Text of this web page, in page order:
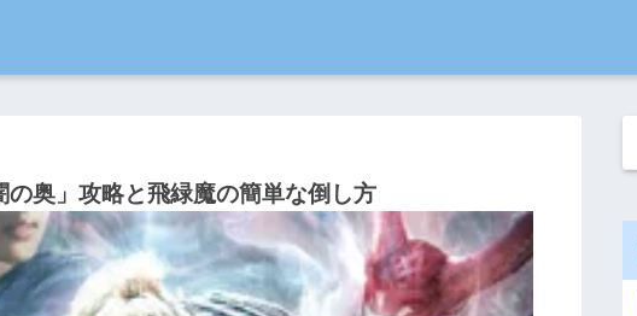
の奥」攻略と飛緑魔の簡単な倒し方